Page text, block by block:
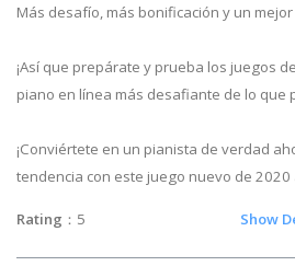
Más desafío, más bonificación y un mejor
¡Así que prepárate y prueba los juegos
piano en línea más desafiante de lo que
¡Conviértete en un pianista de verdad
tendencia con este juego nuevo de 2020
Rating ：5 Show